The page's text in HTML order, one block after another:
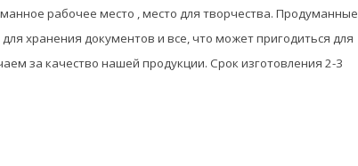
рабочее место , место для творчества. Продуманные
хранения документов и все, что может пригодиться для
за качество нашей продукции. Срок изготовления 2-3